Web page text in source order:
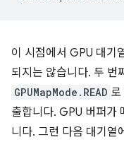
이 시점에서 GPU 대기
되지는 않습니다. 두 번
GPUMapMode.READ 로
출합니다. GPU 버퍼가
니다. 그런 다음 대기열